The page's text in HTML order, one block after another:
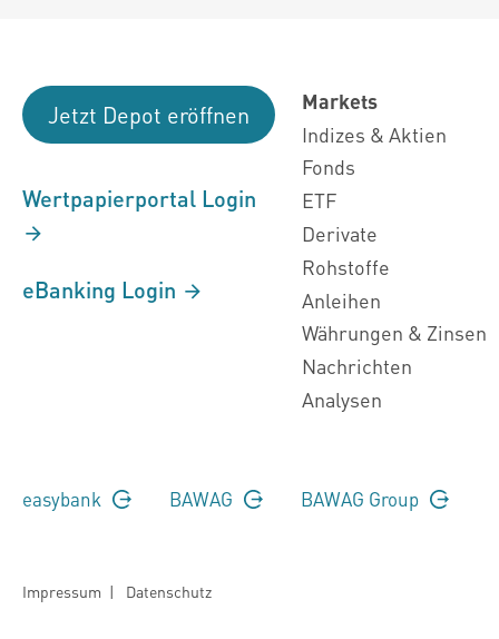
Jetzt Depot eröffnen
Wertpapierportal Login
eBanking Login
Markets
Indizes & Aktien
Fonds
ETF
Derivate
Rohstoffe
Anleihen
Währungen & Zinsen
Nachrichten
Analysen
easybank BAWAG BAWAG Group
Impressum | Datenschutz